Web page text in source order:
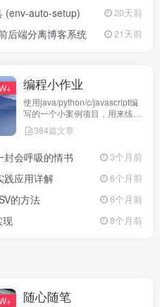
(env-auto-setup) 20天前
后端分离博客系统 21天前
编程小作业
使用java/python/c/javascript编
写的一个小案例项目，用来练习
代码编程
384篇文章
会呼吸的情书 3个月前
践应用详解 6个月前
的方法 6个月前
现 8个月前
随心随笔